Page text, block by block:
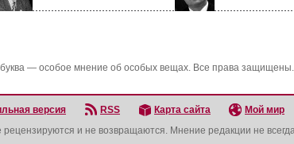
— особое мнение об особых вещах. Все права защищены.
версия RSS Карта сайта Мой мир
рецензируются и не возвращаются. Мнение редакции не